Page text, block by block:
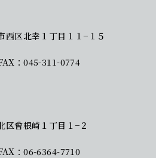
西区北幸１丁目１１−１５
：045-311-0774
区曾根崎１丁目１−２
：06-6364-7710